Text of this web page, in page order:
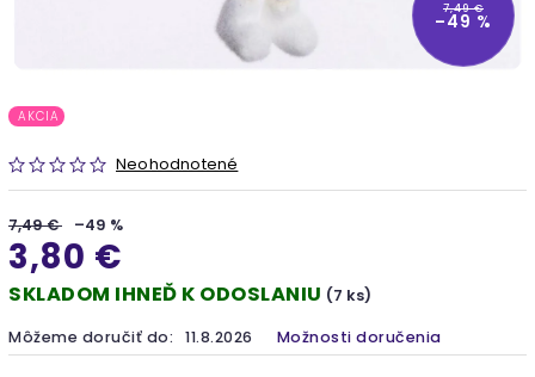
7,49 €
–49 %
AKCIA
Neohodnotené
7,49 € –49 %
3,80 €
SKLADOM IHNEĎ K ODOSLANIU (7 ks)
Môžeme doručiť do: 11.8.2026 Možnosti doručenia